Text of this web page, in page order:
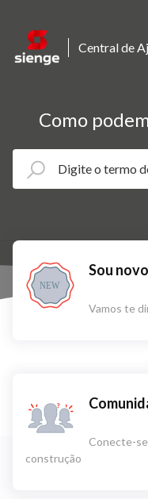
Central de
Como
NEW
Sou
Vamos te
Conecte-
construção